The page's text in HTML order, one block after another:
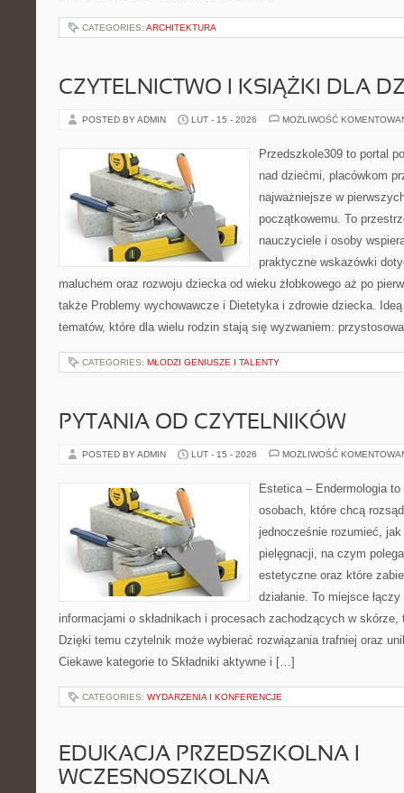
CATEGORIES: ARCHITEKTURA
CZYTELNICTWO I KSIĄŻKI DLA
POSTED BY ADMIN LUT - 15 - 2026 MOŻLIWOŚĆ
Przedszkole309 to portal
nad dziećmi, placówkom
najważniejsze w
początkowemu. To
nauczyciele i osoby
praktyczne wskazówki
maluchem oraz rozwoju dziecka od wieku żłobkowego aż po
także Problemy wychowawcze i Dietetyka i zdrowie dziecka.
tematów, które dla wielu rodzin stają się wyzwaniem:
CATEGORIES: MŁODZI GENIUSZE I TALENTY
PYTANIA OD CZYTELNIKÓW
POSTED BY ADMIN LUT - 15 - 2026 MOŻLIWOŚĆ
Estetica – Endermologia
osobach, które chcą
jednocześnie rozumieć, jak
pielęgnacji, na czym
estetyczne oraz które
działanie. To miejsce
informacjami o składnikach i procesach zachodzących w
Dzięki temu czytelnik może wybierać rozwiązania trafniej oraz
Ciekawe kategorie to Składniki aktywne i […]
CATEGORIES: WYDARZENIA I KONFERENCJE
EDUKACJA PRZEDSZKOLNA I
WCZESNOSZKOLNA